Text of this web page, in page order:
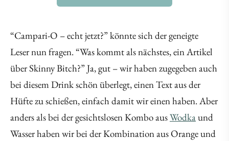
“Campari-O – echt jetzt?” könnte sich der geneigte
Leser nun fragen. “Was kommt als nächstes, ein Artikel
über Skinny Bitch?” Ja, gut – wir haben zugegeben auch
bei diesem Drink schön überlegt, einen Text aus der
Hüfte zu schießen, einfach damit wir einen haben. Aber
anders als bei der gesichtslosen Kombo ausWodkaund
Wasser haben wir bei der Kombination aus Orange und